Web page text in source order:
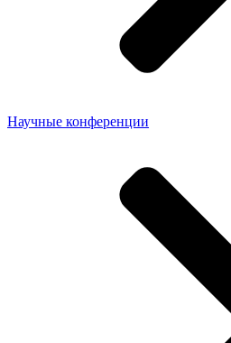
Научные конференции